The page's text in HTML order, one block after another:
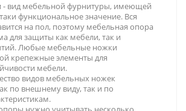
- вид мебельной фурнитуры, имеющей
функциональное значение. Вся
на пол, поэтому мебельная опора
для защиты как мебели, так и
Любые мебельные ножки
крепежные элементы для
мебели.
видов мебельных ножек
по внешнему виду, так и по